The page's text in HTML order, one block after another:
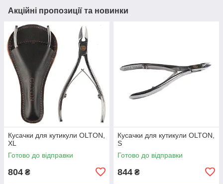
Акційні пропозиції та новинки
Кусачки для кутикули OLTON,
XL
Готово до відправки
804 ₴
Кусачки для кутикули OLTON,
S
Готово до відправки
844 ₴